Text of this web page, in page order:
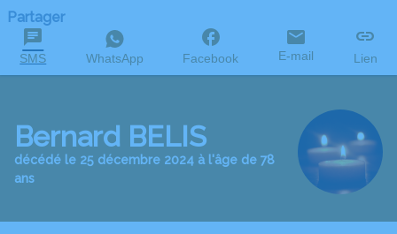
Partager
SMS WhatsApp Facebook E-mail Lien
Bernard BELIS
décédé le 25 décembre 2024 à l'âge de 78
ans